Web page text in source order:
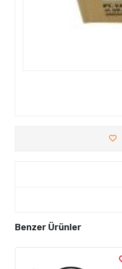
Benzer Ürünler